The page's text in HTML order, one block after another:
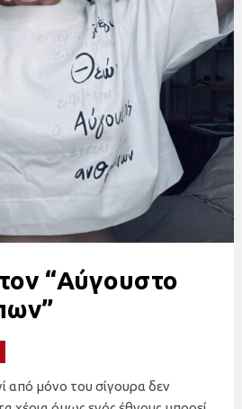
“Αύγουστο
από μόνο του σίγουρα δεν